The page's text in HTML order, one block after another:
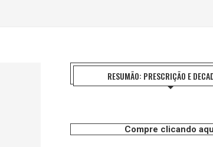
RESUMÃO: PRESCRIÇÃO E
Compre clicando